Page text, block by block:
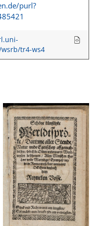
purl?
tr4-ws4